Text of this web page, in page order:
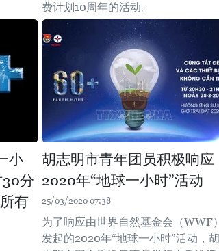
费计划10周年的活动。
小
分
有
胡志明市青年团员积极响应
2020年“地球一小时”活动
25/03/2020 07:38
为了响应由世界自然基金会（WWF
发起的2020年“地球一小时”活动，胡